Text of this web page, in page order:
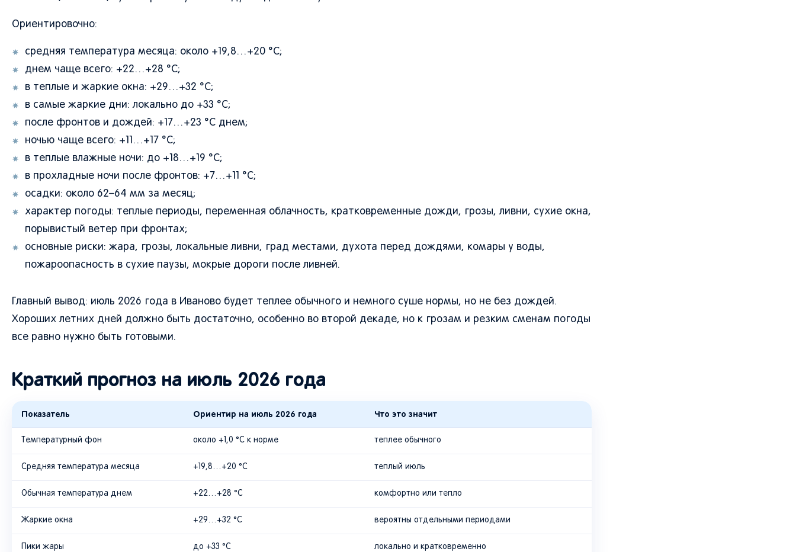
Ориентировочно:
средняя температура месяца: около +19,8…+20 °C;
днем чаще всего: +22…+28 °C;
в теплые и жаркие окна: +29…+32 °C;
в самые жаркие дни: локально до +33 °C;
после фронтов и дождей: +17…+23 °C днем;
ночью чаще всего: +11…+17 °C;
в теплые влажные ночи: до +18…+19 °C;
в прохладные ночи после фронтов: +7…+11 °C;
осадки: около 62–64 мм за месяц;
характер погоды: теплые периоды, переменная облачность, кратковременные дожди, грозы, ливни, сухие окна,
порывистый ветер при фронтах;
основные риски: жара, грозы, локальные ливни, град местами, духота перед дождями, комары у воды,
пожароопасность в сухие паузы, мокрые дороги после ливней.
Главный вывод: июль 2026 года в Иваново будет теплее обычного и немного суше нормы, но не без дождей.
Хороших летних дней должно быть достаточно, особенно во второй декаде, но к грозам и резким сменам погоды
все равно нужно быть готовыми.
Краткий прогноз на июль 2026 года
Показатель Ориентир на июль 2026 года Что это значит
Температурный фон около +1,0 °C к норме теплее обычного
Средняя температура месяца +19,8…+20 °C теплый июль
Обычная температура днем +22…+28 °C комфортно или тепло
Жаркие окна +29…+32 °C вероятны отдельными периодами
Пики жары до +33 °C локально и кратковременно